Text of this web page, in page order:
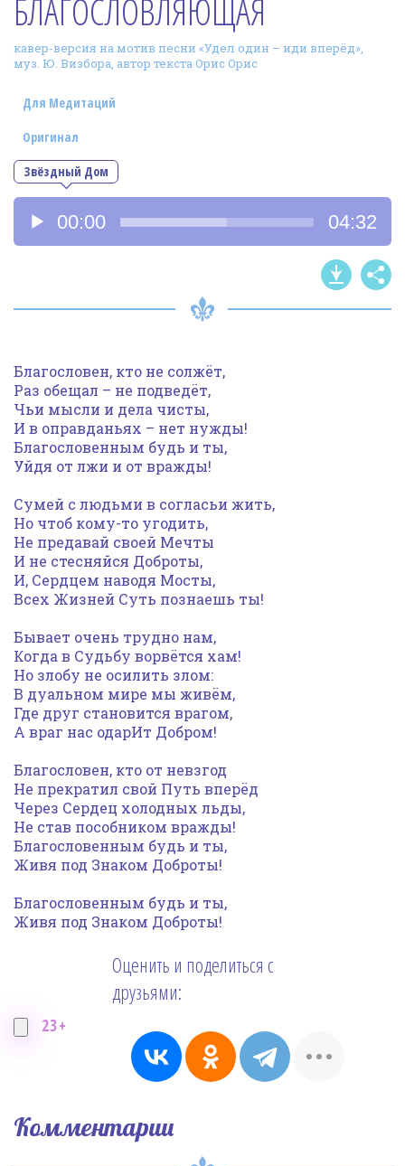
Фотогалерея
In English
Видео
Ииссиидиология
Номера песен
БЛАГОСЛОВЛЯЮЩАЯ
кавер-версия на мотив песни «Удел один – иди вперёд»,
муз. Ю. Визбора, автор текста Орис Орис
Звёздный Дом
Для Медитаций
Оригинал
Аудиоплеер
00:00 04:32
Благословен, кто не солжёт,
Раз обещал – не подведёт,
Чьи мысли и дела чисты,
И в оправданьях – нет нужды!
Благословенным будь и ты,
Уйдя от лжи и от вражды!
Сумей с людьми в согласьи жить,
Но чтоб кому-то угодить,
Не предавай своей Мечты
И не стесняйся Доброты,
И, Сердцем наводя Мосты,
Всех Жизней Суть познаешь ты!
Бывает очень трудно нам,
Когда в Судьбу ворвётся хам!
Но злобу не осилить злом:
В дуальном мире мы живём,
Где друг становится врагом,
А враг нас одарИт Добром!
Благословен, кто от невзгод
Не прекратил свой Путь вперёд
Через Сердец холодных льды,
Не став пособником вражды!
Благословенным будь и ты,
Живя под Знаком Доброты!
Благословенным будь и ты,
Живя под Знаком Доброты!
23+
Оценить и поделиться с
друзьями:
Комментарии